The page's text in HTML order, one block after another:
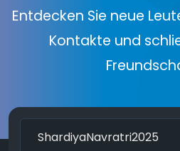
Entdecken Sie neue
Kontakte und